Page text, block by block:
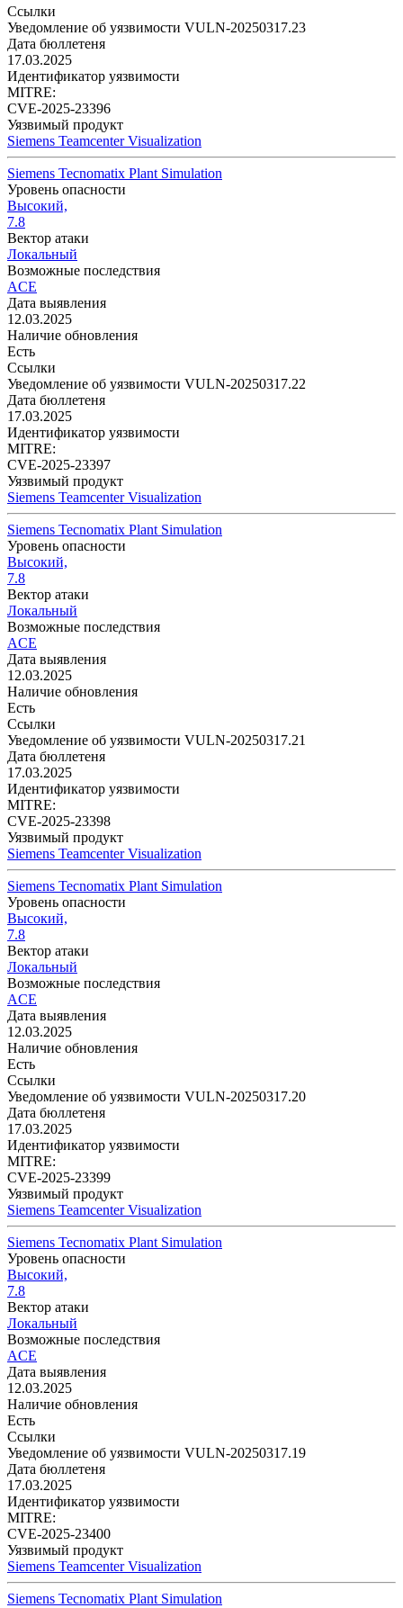
Ссылки
Уведомление об уязвимости VULN-20250317.23
Дата бюллетеня
17.03.2025
Идентификатор уязвимости
MITRE:
CVE-2025-23396
Уязвимый продукт
Siemens Teamcenter Visualization
Siemens Tecnomatix Plant Simulation
Уровень опасности
Высокий,
7.8
Вектор атаки
Локальный
Возможные последствия
ACE
Дата выявления
12.03.2025
Наличие обновления
Есть
Ссылки
Уведомление об уязвимости VULN-20250317.22
Дата бюллетеня
17.03.2025
Идентификатор уязвимости
MITRE:
CVE-2025-23397
Уязвимый продукт
Siemens Teamcenter Visualization
Siemens Tecnomatix Plant Simulation
Уровень опасности
Высокий,
7.8
Вектор атаки
Локальный
Возможные последствия
ACE
Дата выявления
12.03.2025
Наличие обновления
Есть
Ссылки
Уведомление об уязвимости VULN-20250317.21
Дата бюллетеня
17.03.2025
Идентификатор уязвимости
MITRE:
CVE-2025-23398
Уязвимый продукт
Siemens Teamcenter Visualization
Siemens Tecnomatix Plant Simulation
Уровень опасности
Высокий,
7.8
Вектор атаки
Локальный
Возможные последствия
ACE
Дата выявления
12.03.2025
Наличие обновления
Есть
Ссылки
Уведомление об уязвимости VULN-20250317.20
Дата бюллетеня
17.03.2025
Идентификатор уязвимости
MITRE:
CVE-2025-23399
Уязвимый продукт
Siemens Teamcenter Visualization
Siemens Tecnomatix Plant Simulation
Уровень опасности
Высокий,
7.8
Вектор атаки
Локальный
Возможные последствия
ACE
Дата выявления
12.03.2025
Наличие обновления
Есть
Ссылки
Уведомление об уязвимости VULN-20250317.19
Дата бюллетеня
17.03.2025
Идентификатор уязвимости
MITRE:
CVE-2025-23400
Уязвимый продукт
Siemens Teamcenter Visualization
Siemens Tecnomatix Plant Simulation